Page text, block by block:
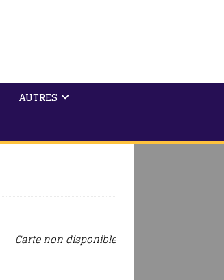
AUTRES
Carte non disponible